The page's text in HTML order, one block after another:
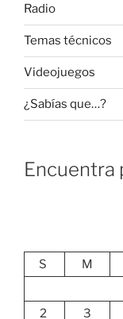
Radio
Temas técnicos
Videojuegos
¿Sabías que…?
Encuentra
S
M
2
3